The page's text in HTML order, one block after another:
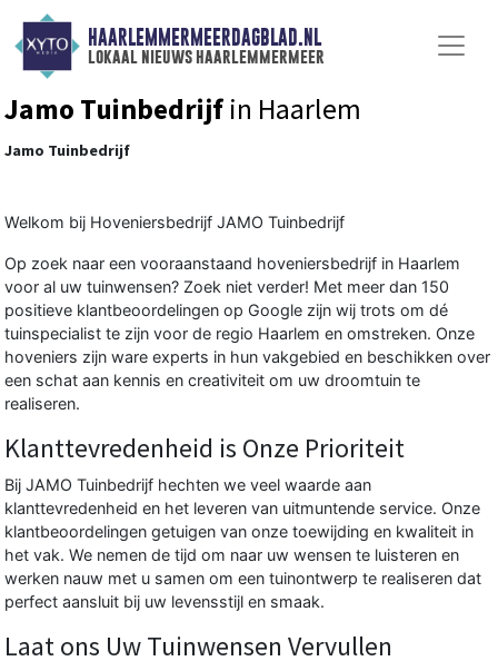
HAARLEMMERMEERDAGBLAD.NL
lokaal nieuws haarlemmermeer
Jamo Tuinbedrijf in Haarlem
Jamo Tuinbedrijf
Welkom bij Hoveniersbedrijf JAMO Tuinbedrijf
Op zoek naar een vooraanstaand hoveniersbedrijf in Haarlem
voor al uw tuinwensen? Zoek niet verder! Met meer dan 150
positieve klantbeoordelingen op Google zijn wij trots om dé
tuinspecialist te zijn voor de regio Haarlem en omstreken. Onze
hoveniers zijn ware experts in hun vakgebied en beschikken over
een schat aan kennis en creativiteit om uw droomtuin te
realiseren.
Klanttevredenheid is Onze Prioriteit
Bij JAMO Tuinbedrijf hechten we veel waarde aan
klanttevredenheid en het leveren van uitmuntende service. Onze
klantbeoordelingen getuigen van onze toewijding en kwaliteit in
het vak. We nemen de tijd om naar uw wensen te luisteren en
werken nauw met u samen om een tuinontwerp te realiseren dat
perfect aansluit bij uw levensstijl en smaak.
Laat ons Uw Tuinwensen Vervullen